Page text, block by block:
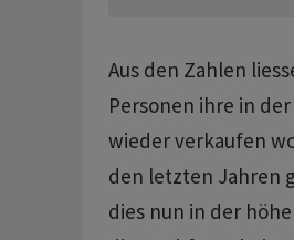
Aus den Zahlen
Personen ihre in
wieder verkaufen
den letzten Jahren
dies nun in der